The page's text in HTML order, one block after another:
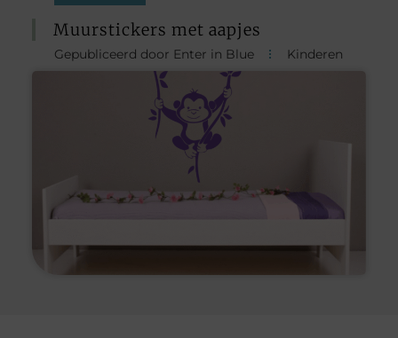
Muurstickers met aapjes
Gepubliceerd door Enter in Blue Kinderen